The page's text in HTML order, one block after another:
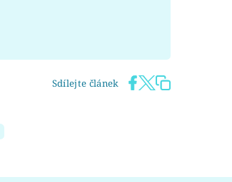
Sdílejte článek